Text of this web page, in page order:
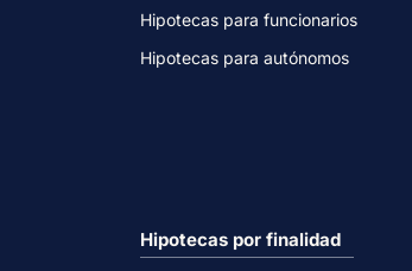
Hipotecas por finalidad
Hipotecas para funcionarios
Hipotecas para autónomos